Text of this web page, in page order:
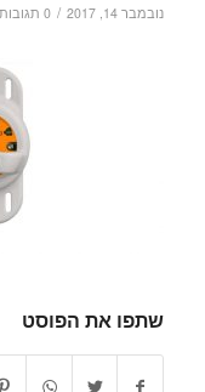
נובמבר 14, 2017 / 0 תגובות
שתפו את הפוסט